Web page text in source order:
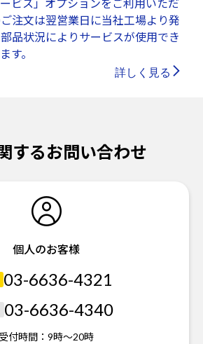
ービス」オプションをご利用いただ
注文は翌営業日に当社工場より発
品状況によりサービスが使用でき
す。
詳しく見る
するお問い合わせ
個人のお客様
03-6636-4321
03-6636-4340
受付時間： 9時～20時